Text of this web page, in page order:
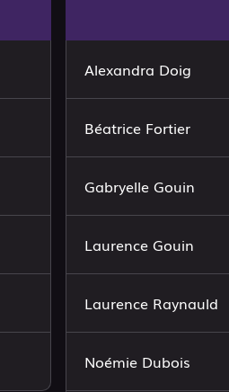
Alexandra Doig
Béatrice Fortier
Gabryelle Gouin
Laurence Gouin
Laurence Raynauld
Noémie Dubois